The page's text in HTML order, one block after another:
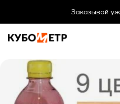
Заказывай
Оптовые цены